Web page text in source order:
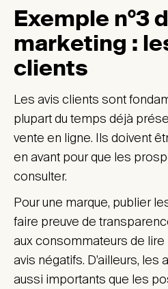
Exemple n°3
marketing :
clients
Les avis clients sont
plupart du temps déjà
vente en ligne. Ils doivent
en avant pour que les
consulter.
Pour une marque, publier
faire preuve de
aux consommateurs de
avis négatifs. D’ailleurs, les
aussi importants que les